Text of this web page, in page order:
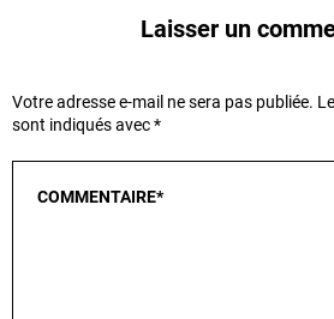
Laisser un
Votre adresse e-mail ne sera pas publiée.
sont indiqués avec*